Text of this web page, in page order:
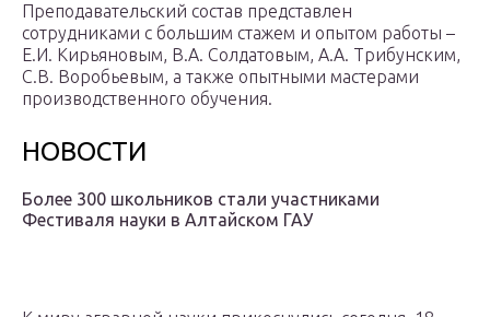
Преподавательский состав представлен
сотрудниками с большим стажем и опытом работы –
Е.И. Кирьяновым, В.А. Солдатовым, А.А. Трибунским,
С.В. Воробьевым, а также опытными мастерами
производственного обучения.
НОВОСТИ
Более 300 школьников стали участниками
Фестиваля науки в Алтайском ГАУ